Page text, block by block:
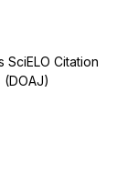
Citation